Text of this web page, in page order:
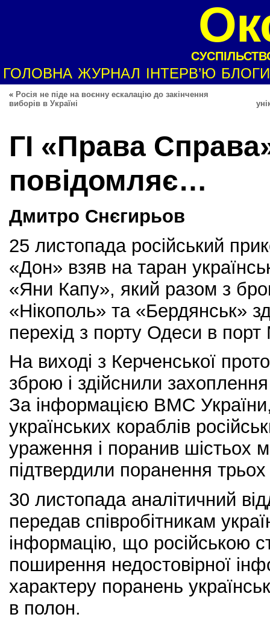
ГОЛОВНА ЖУРНАЛ ІНТЕРВ’Ю БЛОГИ
« Росія не піде на воєнну ескалацію до закінчення
виборів в Україні
ГІ «Права
повідомляє…
Дмитро Снєгирьов
25 листопада російський
«Дон» взяв на таран
«Яни Капу», який разом з
«Нікополь» та «Бердянськ»
перехід з порту Одеси в порт
На виході з Керченської
зброю і здійснили
За інформацією ВМС
українських кораблів
ураження і поранив шістьох
підтвердили поранення трьох
30 листопада аналітичний
передав співробітникам
інформацію, що російською
поширення недостовірної
характеру поранень
в полон.